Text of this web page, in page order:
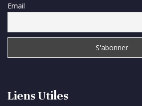
Liens Utiles
Email